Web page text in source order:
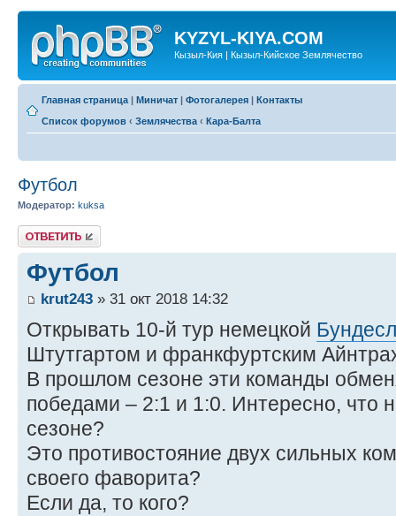
KYZYL-KIYA.COM
Кызыл-Кия | Кызыл-Кийское Землячество
Главная страница | Миничат | Фотогалерея | Контакты
Список форумов ‹ Землячества ‹ Кара-Балта
Футбол
Модератор: kuksa
Ответить
Футбол
krut243 » 31 окт 2018 14:32
Открывать 10-й тур немецкой
Штутгартом и франкфуртским
В прошлом сезоне эти команды
победами – 2:1 и 1:0. Интересно, что
сезоне?
Это противостояние двух сильных
своего фаворита?
Если да, то кого?